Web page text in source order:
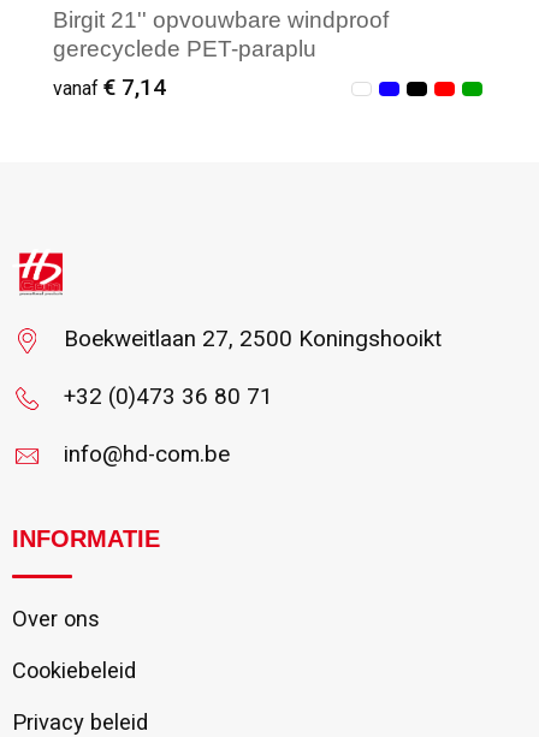
Birgit 21'' opvouwbare windproof
gerecyclede PET-paraplu
vanaf € 7,14
Boekweitlaan 27, 2500 Koningshooikt
+32 (0)473 36 80 71
info@hd-com.be
INFORMATIE
Over ons
Cookiebeleid
Privacy beleid